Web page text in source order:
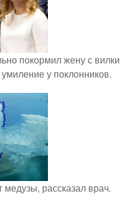
покормил жену с вилки
у поклонников.
медузы, рассказал врач.